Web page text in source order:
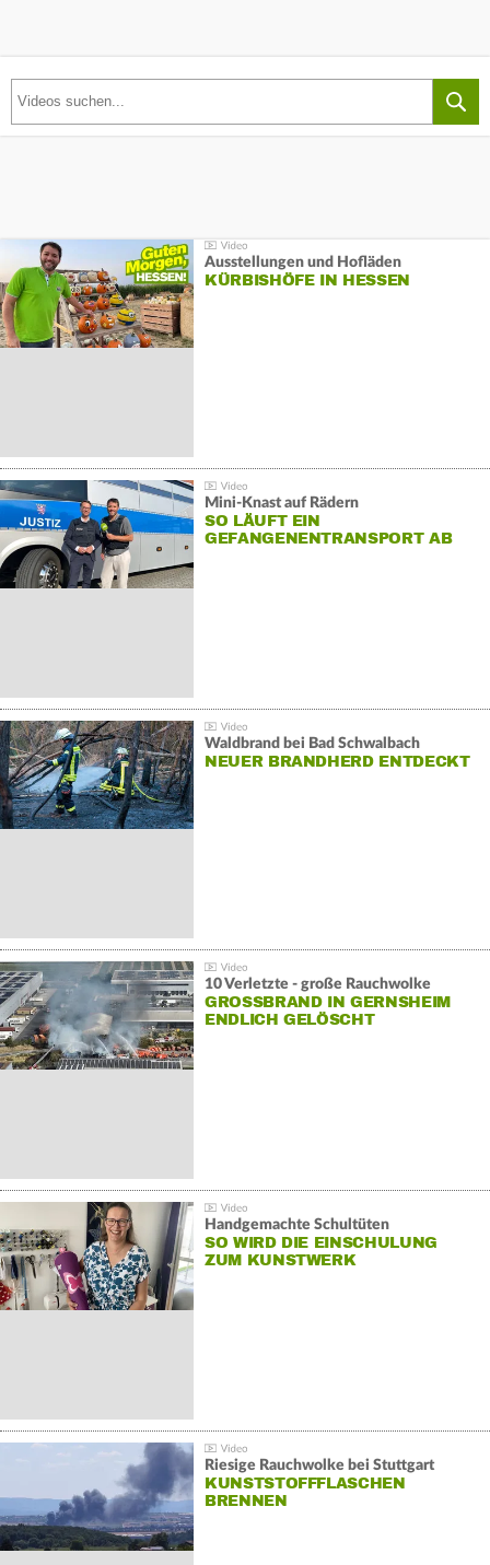
Ausstellungen und Hofläden
KÜRBISHÖFE IN HESSEN
Mini-Knast auf Rädern
SO LÄUFT EIN
GEFANGENENTRANSPORT AB
Waldbrand bei Bad Schwalbach
NEUER BRANDHERD ENTDECKT
10 Verletzte - große Rauchwolke
GROSSBRAND IN GERNSHEIM E
NDLICH GELÖSCHT
Handgemachte Schultüten
SO WIRD DIE EINSCHULUNG
ZUM KUNSTWERK
Riesige Rauchwolke bei Stuttgart
KUNSTSTOFFFLASCHEN
BRENNEN